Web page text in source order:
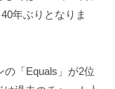
年ぶりとなりま
の「Equals」が2位